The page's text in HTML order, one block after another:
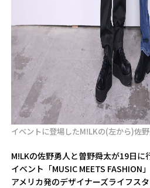
イベントに登場したM!LKの(左から)佐
M!LKの佐野勇人と曽野舜太が19日に
イベント「MUSIC MEETS FASHION
アメリカ発のデザイナーズライフス